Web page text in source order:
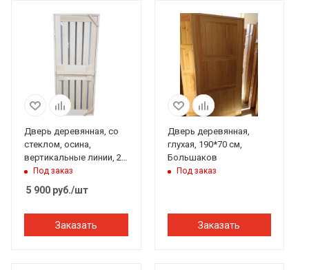
Дверь деревянная, со
стеклом, осина,
вертикальные линии, 2
петли 170*75 см, Банный
Перец
Под заказ
5 900 руб./шт
Заказать
Дверь деревянная,
глухая, 190*70 см,
Большаков
Под заказ
Заказать